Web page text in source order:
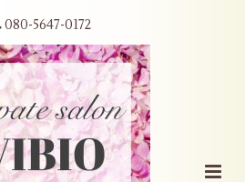
080-5647-0172